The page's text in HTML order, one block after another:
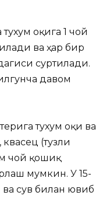
оқига 1 чой
ва ҳар бир
суртилади.
давом
тухум оқи ва
(тузли
чой қошиқ
мумкин. У 15-
ва сув билан ювиб